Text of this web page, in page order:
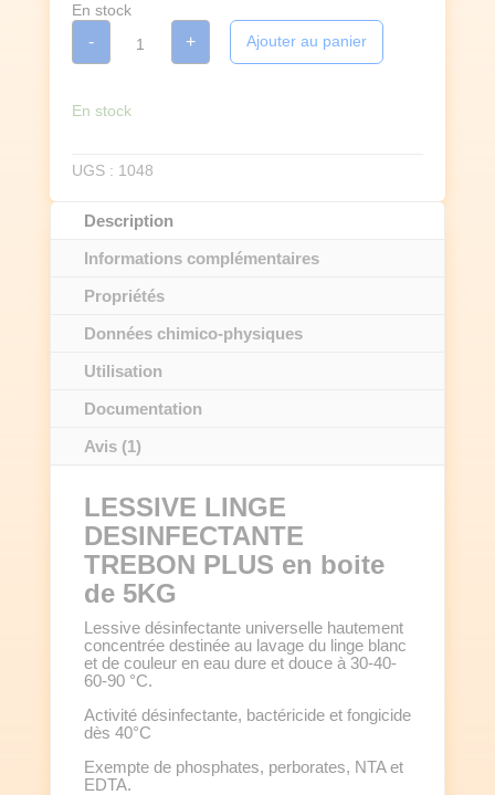
En stock
-
LESSIVE
en
en
5KG
+ Ajouter au panier
En stock
UGS : 1048
Description
Informations complémentaires
Propriétés
Données chimico-physiques
Utilisation
Documentation
Avis (1)
LESSIVE LINGE
DESINFECTANTE
TREBON PLUS en boite
de 5KG
Lessive désinfectante universelle hautement
concentrée destinée au lavage du linge blanc
et de couleur en eau dure et douce à 30-40-
60-90 °C.
Activité désinfectante, bactéricide et fongicide
dès 40°C
Exempte de phosphates, perborates, NTA et
EDTA.